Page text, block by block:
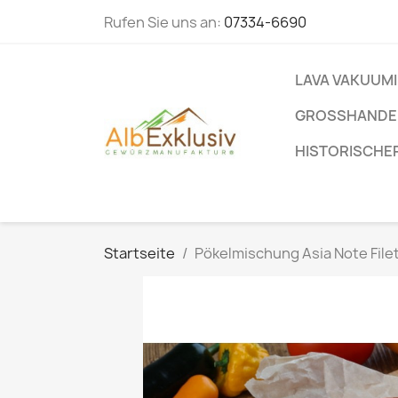
Rufen Sie uns an: 07334-6690
LAVA
Startseite Pökelmischung Asia Note